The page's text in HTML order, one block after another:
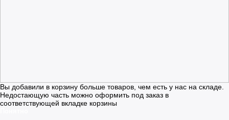
Вы добавили в корзину больше товаров, чем есть у нас на складе.
Недостающую часть можно оформить под заказ в
соответствующей вкладке корзины